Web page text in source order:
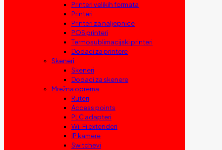
Printeri velikih formata
Printeri
Printeri za naljepnice
POS printeri
Termosublimacijski printeri
Dodaci za printere
Skeneri
Skeneri
Dodaci za skenere
Mrežna oprema
Ruteri
Access points
PLC adapteri
Wi-Fi extenderi
IP kamere
Switchevi